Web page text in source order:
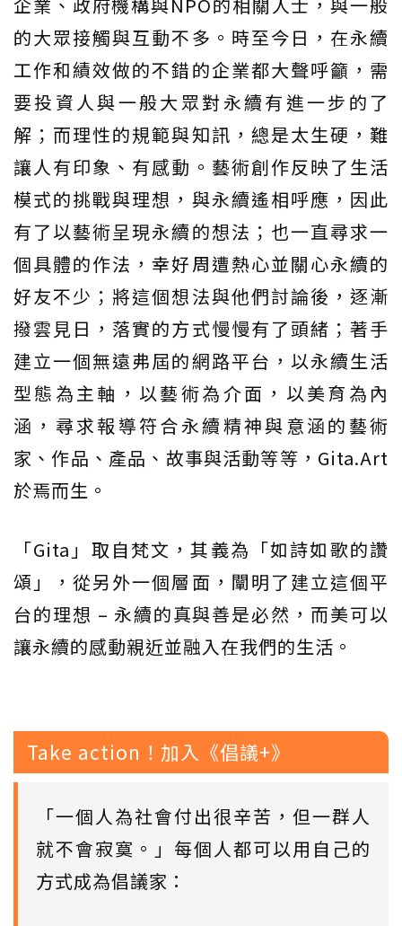
企業、政府機構與NPO的相關人士，與一般
的大眾接觸與互動不多。時至今日，在永續
工作和績效做的不錯的企業都大聲呼籲，需
要投資人與一般大眾對永續有進一步的了
解；而理性的規範與知訊，總是太生硬，難
讓人有印象、有感動。藝術創作反映了生活
模式的挑戰與理想，與永續遙相呼應，因此
有了以藝術呈現永續的想法；也一直尋求一
個具體的作法，幸好周遭熱心並關心永續的
好友不少；將這個想法與他們討論後，逐漸
撥雲見日，落實的方式慢慢有了頭緒；著手
建立一個無遠弗屆的網路平台，以永續生活
型態為主軸，以藝術為介面，以美育為內
涵，尋求報導符合永續精神與意涵的藝術
家、作品、產品、故事與活動等等，Gita.Art
於焉而生。
「Gita」取自梵文，其義為「如詩如歌的讚
頌」，從另外一個層面，闡明了建立這個平
台的理想 – 永續的真與善是必然，而美可以
讓永續的感動親近並融入在我們的生活。
Take action！加入《倡議+》
「一個人為社會付出很辛苦，但一群人
就不會寂寞。」每個人都可以用自己的
方式成為倡議家：